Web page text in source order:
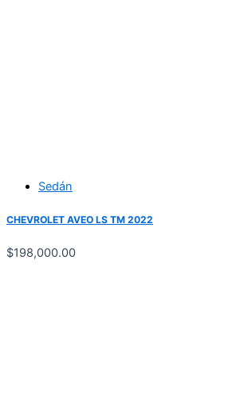
Sedán
CHEVROLET AVEO LS TM 2022
$198,000.00